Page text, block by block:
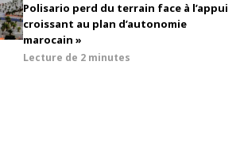
Polisario perd du terrain face à l’appui
croissant au plan d’autonomie
marocain »
Lecture de 2 minutes